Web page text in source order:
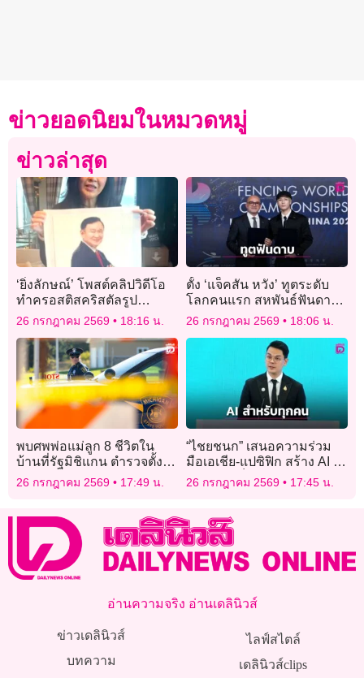
ข่าวยอดนิยมในหมวดหมู่
ข่าวล่าสุด
‘ยิ่งลักษณ์’ โพสต์คลิปวิดีโอ
ทำครอสติสคริสตัลรูป
‘ทักษิณ’ พร้อมอวยพรวันเกิด
26 กรกฎาคม 2569 18:16 น.
ตั้ง ‘แจ็คสัน หวัง’ ทูตระดับ
โลกคนแรก สหพันธ์ฟันดาบ
นานาชาติ
26 กรกฎาคม 2569 18:06 น.
พบศพพ่อแม่ลูก 8 ชีวิตใน
บ้านที่รัฐมิชิแกน ตำรวจตั้ง
ปมฆาตกรรมในครอบครัว
26 กรกฎาคม 2569 17:49 น.
“ไชยชนก” เสนอความร่วม
มือเอเชีย-แปซิฟิก สร้าง AI ที่
ปลอดภัยเป็นประโยชน์ต่อทุก
26 กรกฎาคม 2569 17:45 น.
อ่านความจริง อ่านเดลินิวส์
ข่าวเดลินิวส์
บทความ
ไลฟ์สไตล์
เดลินิวส์clips